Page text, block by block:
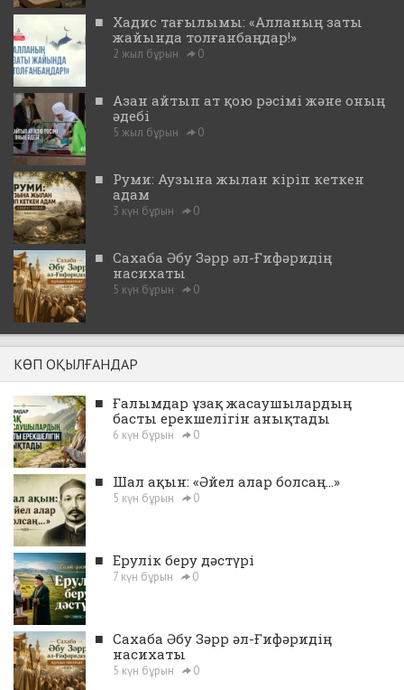
■ Хадис тағылымы: «Алланың заты
жайында толғанбаңдар!»
2 жыл бұрын 0
■ Азан айтып ат қою рәсімі және оның
әдебі
5 жыл бұрын 0
■ Руми: Аузына жылан кіріп кеткен
адам
3 күн бұрын 0
■ Сахаба Әбу Зәрр әл-Ғифәридің
насихаты
5 күн бұрын 0
КӨП ОҚЫЛҒАНДАР
■ Ғалымдар ұзақ жасаушылардың
басты ерекшелігін анықтады
6 күн бұрын 0
■ Шал ақын: «Әйел алар болсаң...»
5 күн бұрын 0
■ Ерулік беру дәстүрі
7 күн бұрын 0
■ Сахаба Әбу Зәрр әл-Ғифәридің
насихаты
5 күн бұрын 0